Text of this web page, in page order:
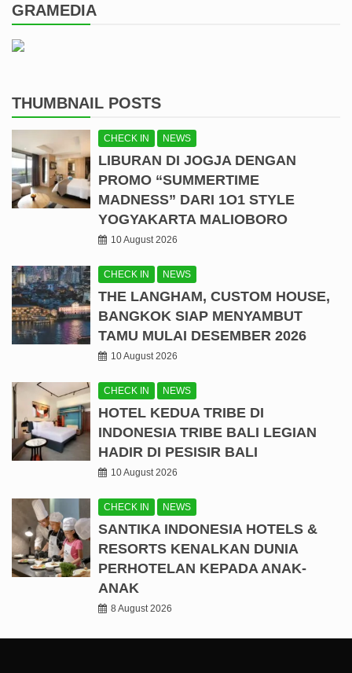
GRAMEDIA
THUMBNAIL POSTS
CHECK IN NEWS
LIBURAN DI JOGJA DENGAN
PROMO “SUMMERTIME
MADNESS” DARI 1O1 STYLE
YOGYAKARTA MALIOBORO
10 August 2026
CHECK IN NEWS
THE LANGHAM, CUSTOM HOUSE,
BANGKOK SIAP MENYAMBUT
TAMU MULAI DESEMBER 2026
10 August 2026
CHECK IN NEWS
HOTEL KEDUA TRIBE DI
INDONESIA TRIBE BALI LEGIAN
HADIR DI PESISIR BALI
10 August 2026
CHECK IN NEWS
SANTIKA INDONESIA HOTELS &
RESORTS KENALKAN DUNIA
PERHOTELAN KEPADA ANAK-
ANAK
8 August 2026